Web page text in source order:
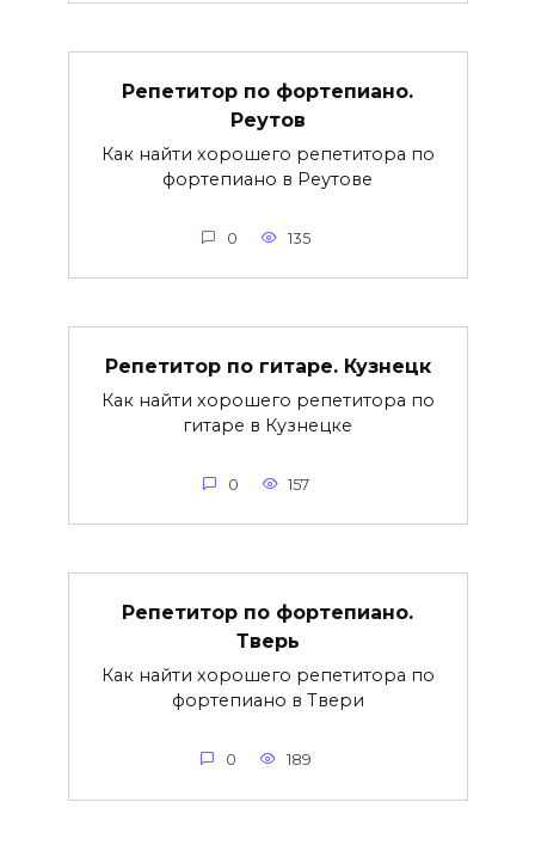
Репетитор по фортепиано.
Реутов
Как найти хорошего репетитора по
фортепиано в Реутове
0 135
Репетитор по гитаре. Кузнецк
Как найти хорошего репетитора по
гитаре в Кузнецке
0 157
Репетитор по фортепиано.
Тверь
Как найти хорошего репетитора по
фортепиано в Твери
0 189